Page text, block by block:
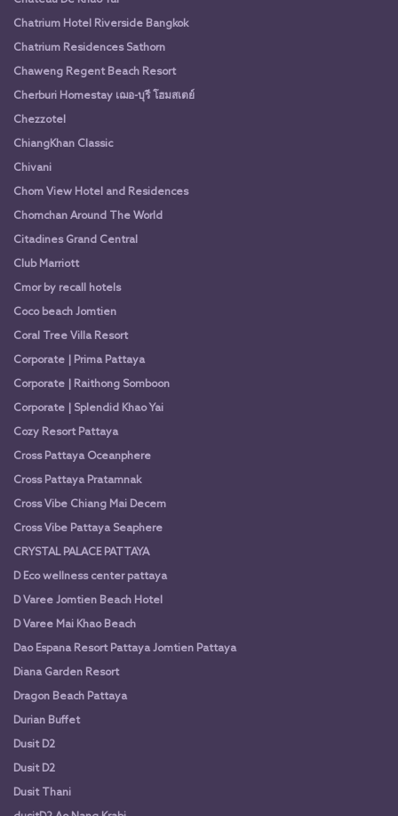
Chatrium Hotel Riverside Bangkok
Chatrium Residences Sathorn
Chaweng Regent Beach Resort
Cherburi Homestay เฌอ-บุรี โฮมสเตย์
Chezzotel
ChiangKhan Classic
Chivani
Chom View Hotel and Residences
Chomchan Around The World
Citadines Grand Central
Club Marriott
Cmor by recall hotels
Coco beach Jomtien
Coral Tree Villa Resort
Corporate | Prima Pattaya
Corporate | Raithong Somboon
Corporate | Splendid Khao Yai
Cozy Resort Pattaya
Cross Pattaya Oceanphere
Cross Pattaya Pratamnak
Cross Vibe Chiang Mai Decem
Cross Vibe Pattaya Seaphere
CRYSTAL PALACE PATTAYA
D Eco wellness center pattaya
D Varee Jomtien Beach Hotel
D Varee Mai Khao Beach
Dao Espana Resort Pattaya Jomtien Pattaya
Diana Garden Resort
Dragon Beach Pattaya
Durian Buffet
Dusit D2
Dusit D2
Dusit Thani